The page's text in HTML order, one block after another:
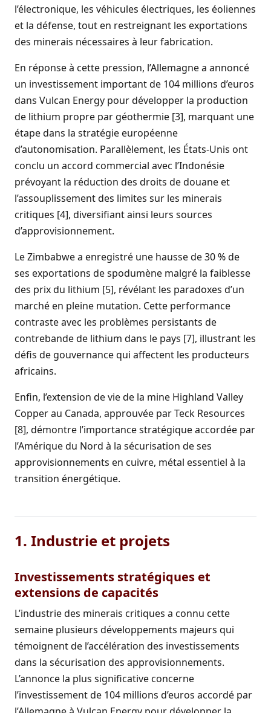
l’électronique, les véhicules électriques, les éoliennes
et la défense, tout en restreignant les exportations
des minerais nécessaires à leur fabrication.
En réponse à cette pression, l’Allemagne a annoncé
un investissement important de 104 millions d’euros
dans Vulcan Energy pour développer la production
de lithium propre par géothermie [3], marquant une
étape dans la stratégie européenne
d’autonomisation. Parallèlement, les États-Unis ont
conclu un accord commercial avec l’Indonésie
prévoyant la réduction des droits de douane et
l’assouplissement des limites sur les minerais
critiques [4], diversifiant ainsi leurs sources
d’approvisionnement.
Le Zimbabwe a enregistré une hausse de 30 % de
ses exportations de spodumène malgré la faiblesse
des prix du lithium [5], révélant les paradoxes d’un
marché en pleine mutation. Cette performance
contraste avec les problèmes persistants de
contrebande de lithium dans le pays [7], illustrant les
défis de gouvernance qui affectent les producteurs
africains.
Enfin, l’extension de vie de la mine Highland Valley
Copper au Canada, approuvée par Teck Resources
[8], démontre l’importance stratégique accordée par
l’Amérique du Nord à la sécurisation de ses
approvisionnements en cuivre, métal essentiel à la
transition énergétique.
1. Industrie et projets
Investissements stratégiques et
extensions de capacités
L’industrie des minerais critiques a connu cette
semaine plusieurs développements majeurs qui
témoignent de l’accélération des investissements
dans la sécurisation des approvisionnements.
L’annonce la plus significative concerne
l’investissement de 104 millions d’euros accordé par